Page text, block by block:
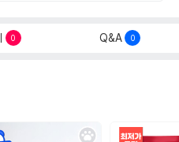
0 Q&A 0